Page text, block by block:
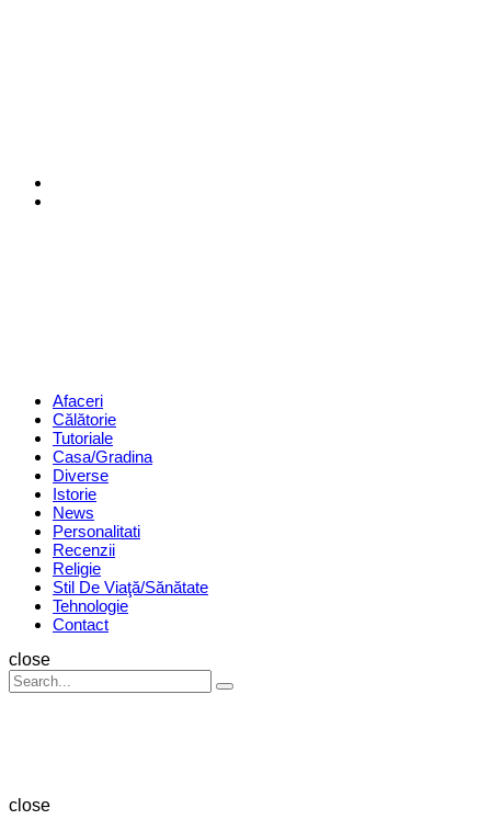
Menu Afaceri
Călătorie
Tutoriale
Casa/Gradina
Diverse
Istorie
News
Personalitati
Recenzii
Religie
Stil De Viaţă/Sănătate
Tehnologie
Contact
Search
close
Search
for:
Search
close